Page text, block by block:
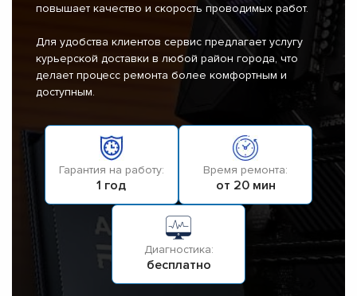
повышает качество и скорость проводимых работ.
Для удобства клиентов сервис предлагает услугу
курьерской доставки в любой район города, что
делает процесс ремонта более комфортным и
доступным.
Гарантия на работу:
1 год
Время ремонта:
от 20 мин
Диагностика:
бесплатно